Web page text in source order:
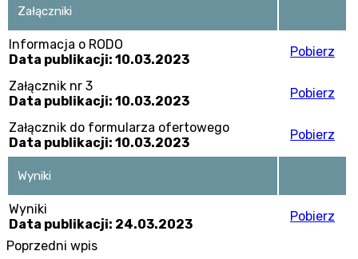
Załączniki
Informacja o RODO
Data publikacji: 10.03.2023
Pobierz
Załącznik nr 3
Data publikacji: 10.03.2023
Pobierz
Załącznik do formularza ofertowego
Data publikacji: 10.03.2023
Pobierz
Wyniki
Wyniki
Data publikacji: 24.03.2023
Pobierz
Poprzedni wpis